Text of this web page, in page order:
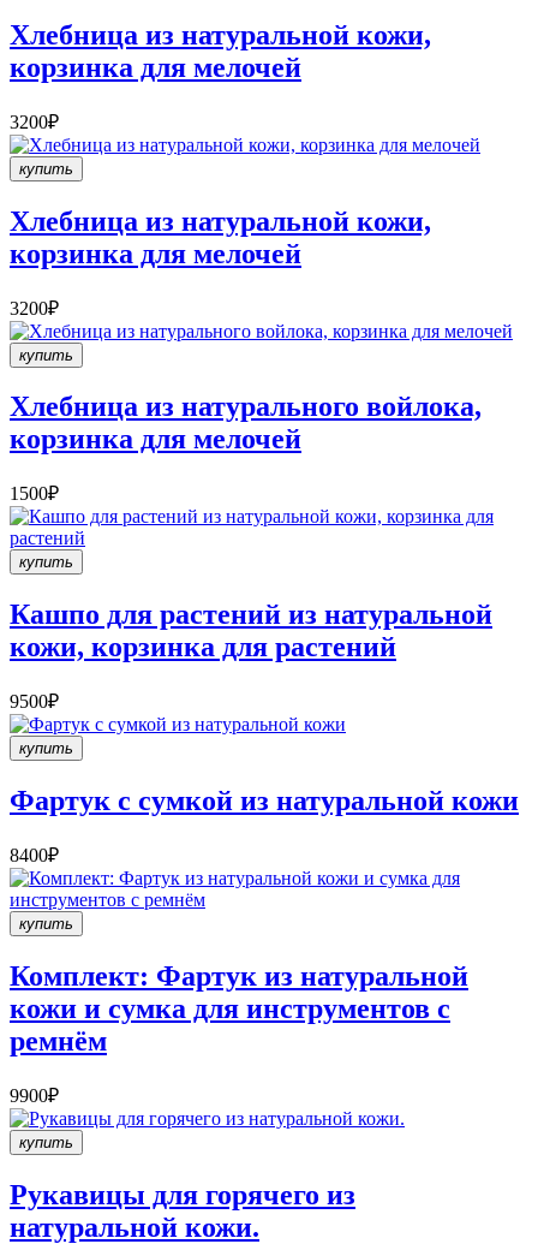
Хлебница из натуральной кожи,
корзинка для мелочей
3200₽
купить
Хлебница из натуральной кожи,
корзинка для мелочей
3200₽
купить
Хлебница из натурального войлока,
корзинка для мелочей
1500₽
купить
Кашпо для растений из натуральной
кожи, корзинка для растений
9500₽
купить
Фартук с сумкой из натуральной кожи
8400₽
купить
Комплект: Фартук из натуральной
кожи и сумка для инструментов с
ремнём
9900₽
купить
Рукавицы для горячего из
натуральной кожи.